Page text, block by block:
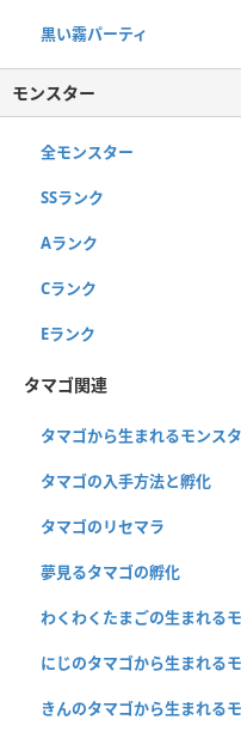
黒い霧パーティ
モンスター
全モンスター
SSランク
Aランク
Cランク
Eランク
タマゴ関連
タマゴから生まれるモンス
タマゴの入手方法と孵化
タマゴのリセマラ
夢見るタマゴの孵化
わくわくたまごの生まれる
にじのタマゴから生まれる
きんのタマゴから生まれる